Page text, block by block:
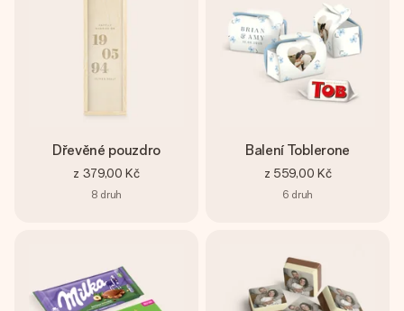
Dřevěné pouzdro
z 379,00 Kč
8 druh
Balení Toblerone
z 559,00 Kč
6 druh